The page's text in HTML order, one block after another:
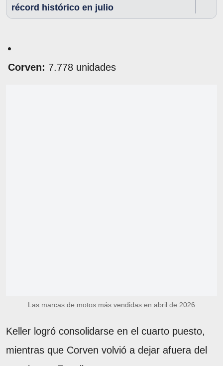
récord histórico en julio
Corven: 7.778 unidades
Las marcas de motos más vendidas en abril de 2026
Keller logró consolidarse en el cuarto puesto,
mientras que Corven volvió a dejar afuera del